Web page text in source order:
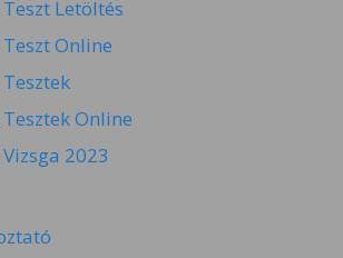
Letöltés
Online
Online
2023